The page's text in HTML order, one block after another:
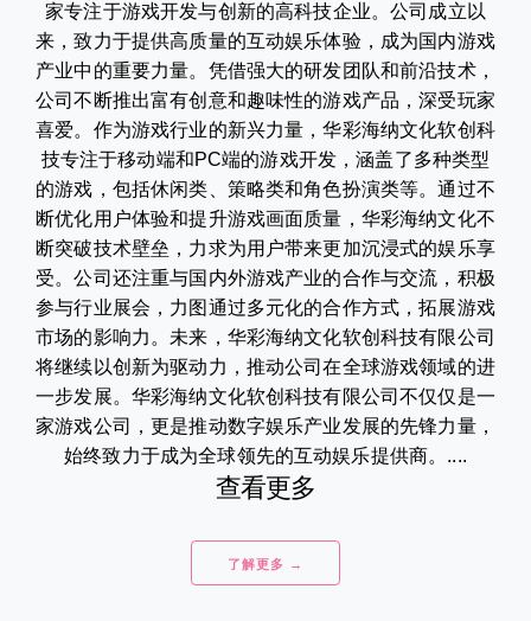
家专注于游戏开发与创新的高科技企业。公司成立以
来，致力于提供高质量的互动娱乐体验，成为国内游戏
产业中的重要力量。凭借强大的研发团队和前沿技术，
公司不断推出富有创意和趣味性的游戏产品，深受玩家
喜爱。作为游戏行业的新兴力量，华彩海纳文化软创科
技专注于移动端和PC端的游戏开发，涵盖了多种类型
的游戏，包括休闲类、策略类和角色扮演类等。通过不
断优化用户体验和提升游戏画面质量，华彩海纳文化不
断突破技术壁垒，力求为用户带来更加沉浸式的娱乐享
受。公司还注重与国内外游戏产业的合作与交流，积极
参与行业展会，力图通过多元化的合作方式，拓展游戏
市场的影响力。未来，华彩海纳文化软创科技有限公司
将继续以创新为驱动力，推动公司在全球游戏领域的进
一步发展。华彩海纳文化软创科技有限公司不仅仅是一
家游戏公司，更是推动数字娱乐产业发展的先锋力量，
始终致力于成为全球领先的互动娱乐提供商。....
查看更多
了解更多 →